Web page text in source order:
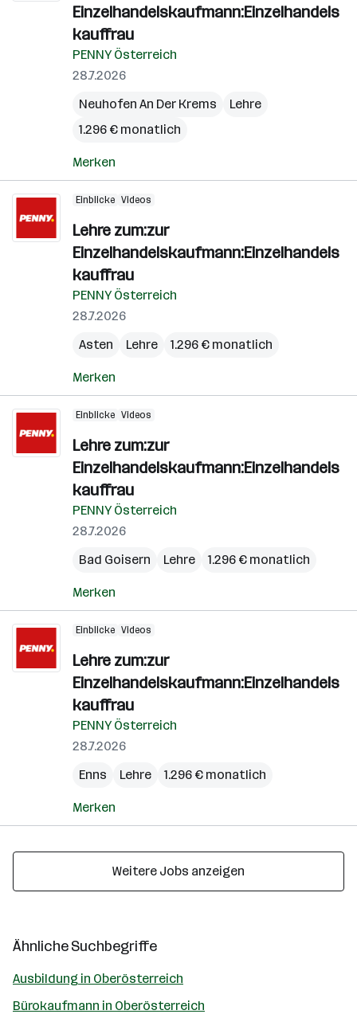
Einzelhandelskaufmann:Einzelhandels
kauffrau
PENNY Österreich
28.7.2026
Neuhofen An Der Krems
Lehre
1.296 € monatlich
Merken
Einblicke Videos
Lehre zum:zur
Einzelhandelskaufmann:Einzelhandels
kauffrau
PENNY Österreich
28.7.2026
Asten
Lehre 1.296 € monatlich
Merken
Einblicke Videos
Lehre zum:zur
Einzelhandelskaufmann:Einzelhandels
kauffrau
PENNY Österreich
28.7.2026
Bad Goisern
Lehre 1.296 € monatlich
Merken
Einblicke Videos
Lehre zum:zur
Einzelhandelskaufmann:Einzelhandels
kauffrau
PENNY Österreich
28.7.2026
Enns
Lehre 1.296 € monatlich
Merken
Weitere Jobs anzeigen
Ähnliche Suchbegriffe
Ausbildung in Oberösterreich
Bürokaufmann in Oberösterreich